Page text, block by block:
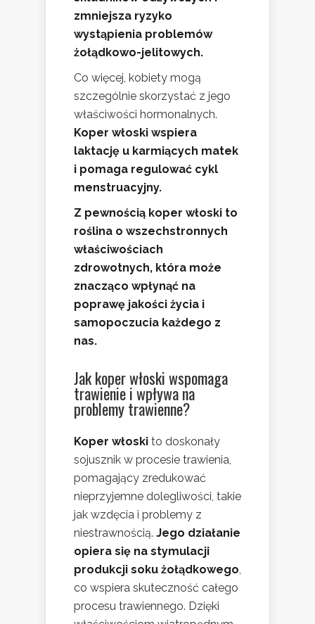
zmniejsza ryzyko
wystąpienia problemów
żołądkowo-jelitowych.
Co więcej, kobiety mogą
szczególnie skorzystać z jego
właściwości hormonalnych.
Koper włoski wspiera
laktację u karmiących matek
i pomaga regulować cykl
menstruacyjny.
Z pewnością koper włoski to
roślina o wszechstronnych
właściwościach
zdrowotnych, która może
znacząco wpłynąć na
poprawę jakości życia i
samopoczucia każdego z
nas.
Jak koper włoski wspomaga
trawienie i wpływa na
problemy trawienne?
Koper włoski to doskonały
sojusznik w procesie trawienia,
pomagający zredukować
nieprzyjemne dolegliwości, takie
jak wzdęcia i problemy z
niestrawnością. Jego działanie
opiera się na stymulacji
produkcji soku żołądkowego,
co wspiera skuteczność całego
procesu trawiennego. Dzięki